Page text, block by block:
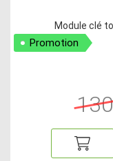
Module clé
Promotion